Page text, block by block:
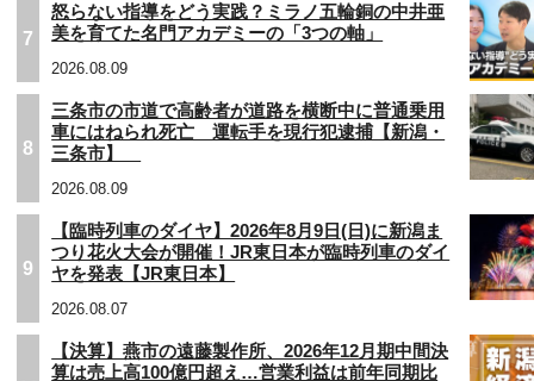
7
怒らない指導をどう実践？ミラノ五輪銅の中井亜
美を育てた名門アカデミーの「3つの軸」
2026.08.09
8
三条市の市道で高齢者が道路を横断中に普通乗用
車にはねられ死亡 運転手を現行犯逮捕【新潟・
三条市】
2026.08.09
9
【臨時列車のダイヤ】2026年8月9日(日)に新潟ま
つり花火大会が開催！JR東日本が臨時列車のダイ
ヤを発表【JR東日本】
2026.08.07
【決算】燕市の遠藤製作所、2026年12月期中間決
算は売上高100億円超え…営業利益は前年同期比